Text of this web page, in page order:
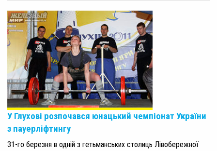
У Глухові розпочався юнацький чемпіонат України
з пауерліфтингу
31-го березня в одній з гетьманських столиць Лівобережної